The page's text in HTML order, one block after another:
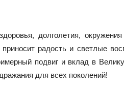
долголетия,
радость и светлые
подвиг и вклад в
для всех поколений!